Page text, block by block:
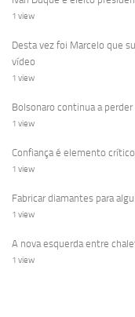
1 view
Desta vez foi Marcelo que
vídeo
1 view
Bolsonaro continua a
1 view
Confiança é elemento
1 view
Fabricar diamantes para
1 view
A nova esquerda entre
1 view